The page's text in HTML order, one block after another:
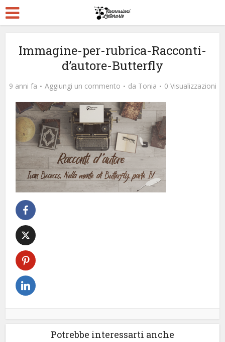
Immagine-per-rubrica-Racconti-
d’autore-Butterfly
9 anni fa Aggiungi un commento da Tonia 0 Visualizzazioni
Potrebbe interessarti anche